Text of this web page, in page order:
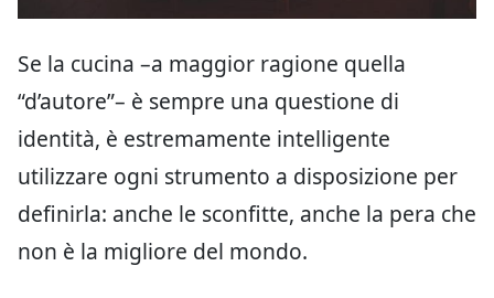
Se la cucina –a maggior ragione quella
“d’autore”– è sempre una questione di
identità, è estremamente intelligente
utilizzare ogni strumento a disposizione per
definirla: anche le sconfitte, anche la pera che
non è la migliore del mondo.